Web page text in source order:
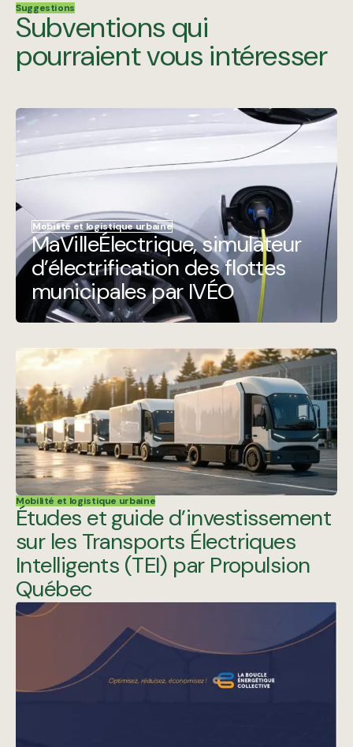
Suggestions
Subventions qui
pourraient vous intéresser
Mobilité et logistique urbaine
MaVilleÉlectrique, simulateur
d’électrification des flottes
municipales par IVÉO
Mobilité et logistique urbaine
Études et guide d’investissement
sur les Transports Électriques
Intelligents (TEI) par Propulsion
Québec